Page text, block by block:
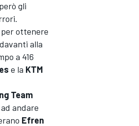
gli
per ottenere
alla
a 416
e la KTM
Team
andare
Efren